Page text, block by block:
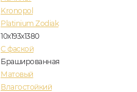
Kronopol
Platinium Zodiak
10х193х1380
C фаской
Брашированная
Матовый
Влагостойкий